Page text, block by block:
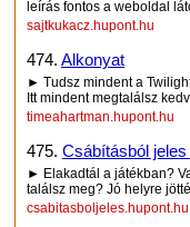
leírás fontos a weboldal
sajtkukacz.hupont.hu
474. Alkonyat
► Tudsz mindent a
Itt mindent megtalálsz
timeahartman.hupont.hu
475. Csábításból
► Elakadtál a játékban?
találsz meg? Jó helyre
csabitasboljeles.hupont.hu